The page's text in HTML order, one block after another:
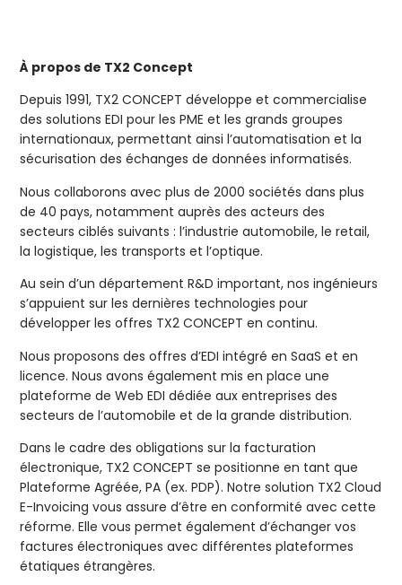
À propos de TX2 Concept
Depuis 1991, TX2 CONCEPT développe et commercialise
des solutions EDI pour les PME et les grands groupes
internationaux, permettant ainsi l’automatisation et la
sécurisation des échanges de données informatisés.
Nous collaborons avec plus de 2000 sociétés dans plus
de 40 pays, notamment auprès des acteurs des
secteurs ciblés suivants : l’industrie automobile, le retail,
la logistique, les transports et l’optique.
Au sein d’un département R&D important, nos ingénieurs
s’appuient sur les dernières technologies pour
développer les offres TX2 CONCEPT en continu.
Nous proposons des offres d’EDI intégré en SaaS et en
licence. Nous avons également mis en place une
plateforme de Web EDI dédiée aux entreprises des
secteurs de l’automobile et de la grande distribution.
Dans le cadre des obligations sur la facturation
électronique, TX2 CONCEPT se positionne en tant que
Plateforme Agréée, PA (ex. PDP). Notre solution TX2 Cloud
E-Invoicing vous assure d’être en conformité avec cette
réforme. Elle vous permet également d’échanger vos
factures électroniques avec différentes plateformes
étatiques étrangères.